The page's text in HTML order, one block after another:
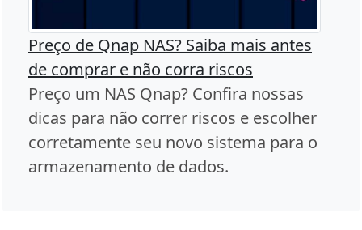
Preço de Qnap NAS? Saiba mais antes
de comprar e não corra riscos
Preço um NAS Qnap? Confira nossas
dicas para não correr riscos e escolher
corretamente seu novo sistema para o
armazenamento de dados.